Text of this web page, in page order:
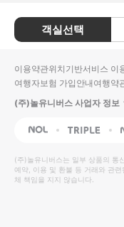
객실선택
이용약관위치기반서비스 이
여행자보험 가입안내여행약
(주)놀유니버스 사업자 정보
NOL Triple
(주)놀유니버스는 일부 상품의 통
예약, 이용 및 환불 등 거래와 관
체 책임을 지지 않습니다.